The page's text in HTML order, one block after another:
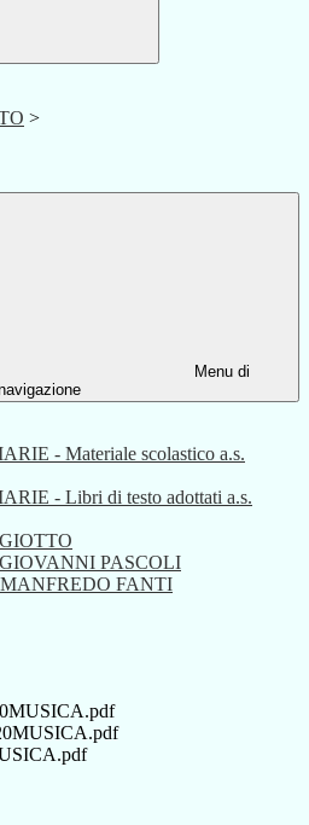
>
Menu di
- Materiale scolastico a.s.
- Libri di testo adottati a.s.
GIOVANNI PASCOLI
MANFREDO FANTI